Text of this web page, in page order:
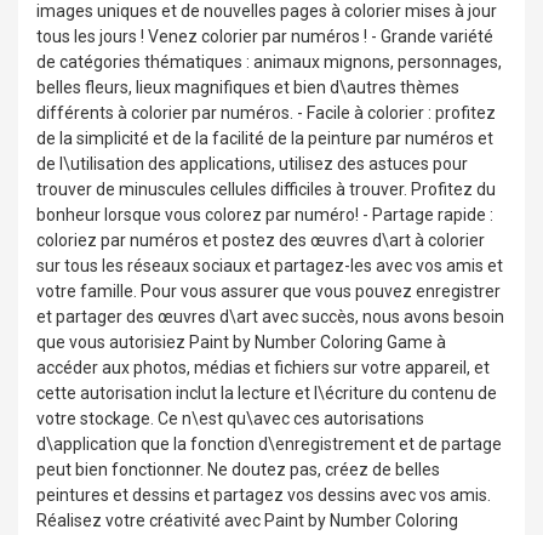
images uniques et de nouvelles pages à colorier mises à jour
tous les jours ! Venez colorier par numéros ! - Grande variété
de catégories thématiques : animaux mignons, personnages,
belles fleurs, lieux magnifiques et bien d\autres thèmes
différents à colorier par numéros. - Facile à colorier : profitez
de la simplicité et de la facilité de la peinture par numéros et
de l\utilisation des applications, utilisez des astuces pour
trouver de minuscules cellules difficiles à trouver. Profitez du
bonheur lorsque vous colorez par numéro! - Partage rapide :
coloriez par numéros et postez des œuvres d\art à colorier
sur tous les réseaux sociaux et partagez-les avec vos amis et
votre famille. Pour vous assurer que vous pouvez enregistrer
et partager des œuvres d\art avec succès, nous avons besoin
que vous autorisiez Paint by Number Coloring Game à
accéder aux photos, médias et fichiers sur votre appareil, et
cette autorisation inclut la lecture et l\écriture du contenu de
votre stockage. Ce n\est qu\avec ces autorisations
d\application que la fonction d\enregistrement et de partage
peut bien fonctionner. Ne doutez pas, créez de belles
peintures et dessins et partagez vos dessins avec vos amis.
Réalisez votre créativité avec Paint by Number Coloring